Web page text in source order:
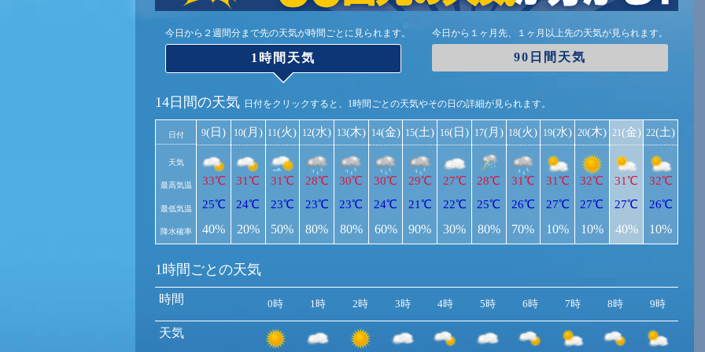
今日から２週間分まで先の天気が時間ごとに見られます。
1時間天気
今日から１ヶ月先、１ヶ月以上先の天気が見られます。
90日間天気
14日間の天気 日付をクリックすると、1時間ごとの天気やその日の詳細が見られます。
日付
天気
最高気温
最低気温
降水確率
9(日)
33℃
25℃
40%
10(月)
31℃
24℃
20%
11(火)
31℃
23℃
50%
12(水)
28℃
23℃
80%
13(木)
30℃
23℃
80%
14(金)
30℃
24℃
60%
15(土)
29℃
21℃
90%
16(日)
27℃
22℃
30%
17(月)
28℃
25℃
80%
18(火)
31℃
26℃
70%
19(水)
31℃
27℃
10%
20(木)
32℃
27℃
10%
21(金)
31℃
27℃
40%
22(土)
32℃
26℃
10%
1時間ごとの天気
時間
天気
0時 1時 2時 3時 4時 5時 6時 7時 8時 9時